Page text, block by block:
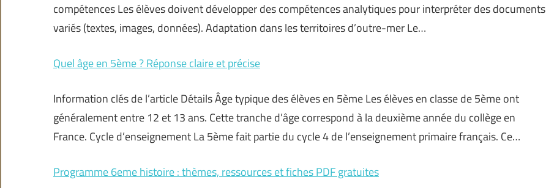
compétences Les élèves doivent développer des compétences analytiques pour interpréter des documents
variés (textes, images, données). Adaptation dans les territoires d’outre-mer Le…
Quel âge en 5ème ? Réponse claire et précise
Information clés de l’article Détails Âge typique des élèves en 5ème Les élèves en classe de 5ème ont
généralement entre 12 et 13 ans. Cette tranche d’âge correspond à la deuxième année du collège en
France. Cycle d’enseignement La 5ème fait partie du cycle 4 de l’enseignement primaire français. Ce…
Programme 6eme histoire : thèmes, ressources et fiches PDF gratuites